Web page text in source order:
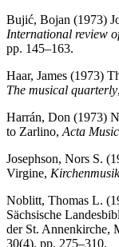
Bujić, Bojan (1973)
International review
pp. 145–163.
Haar, James (1973)
The musical quarterly
Harrán, Don (1973)
to Zarlino, Acta
Josephson, Nors S.
Virgine,
Noblitt, Thomas L.
Sächsische
der St. Annenkirche,
30(4), pp. 275–310.